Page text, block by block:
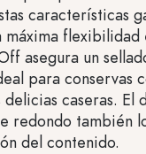
características
máxima
asegura un
para conservas
caseras. El
redondo también
del contenido.